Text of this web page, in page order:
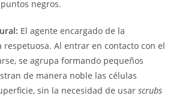
negros.
El agente encargado de la
respetuosa. Al entrar en contacto con el
se agrupa formando pequeños
de manera noble las células
sin la necesidad de usarscrubs